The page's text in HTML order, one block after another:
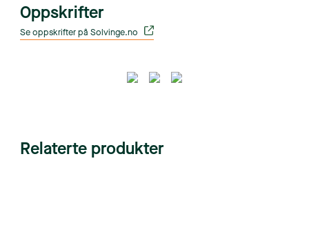
Oppskrifter
Se oppskrifter på Solvinge.no
Relaterte produkter